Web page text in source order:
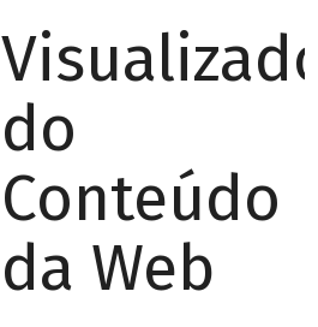
Visualizador
do
Conteúdo
da Web